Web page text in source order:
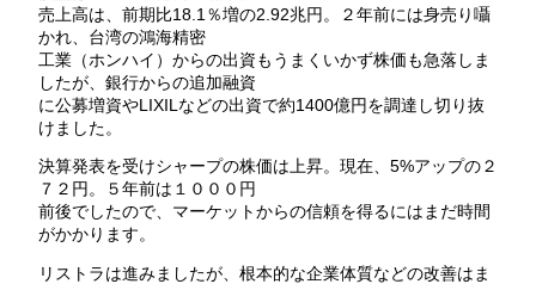
売上高は、前期比18.1％増の2.92兆円。２年前には身売り囁
かれ、台湾の鴻海精密
工業（ホンハイ）からの出資もうまくいかず株価も急落しま
したが、銀行からの追加融資
に公募増資やLIXILなどの出資で約1400億円を調達し切り抜
けました。
決算発表を受けシャープの株価は上昇。現在、5%アップの２
７２円。５年前は１０００円
前後でしたので、マーケットからの信頼を得るにはまだ時間
がかかります。
リストラは進みましたが、根本的な企業体質などの改善はま